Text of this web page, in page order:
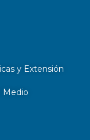
y Extensión
Medio